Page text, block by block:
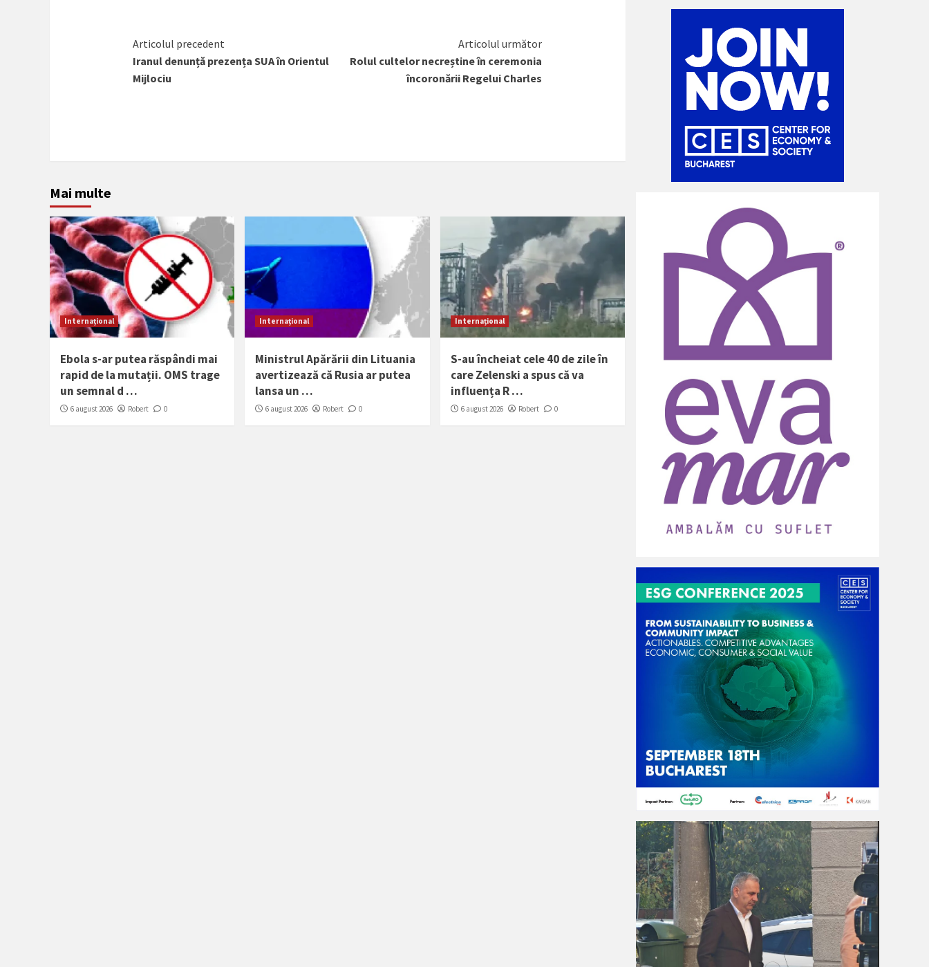
Citește
mai
mult
Articolul precedent
Iranul denunță prezența SUA în Orientul
Mijlociu
Articolul următor
Rolul cultelor necreștine în ceremonia
încoronării Regelui Charles
Mai multe
Internațional
Ebola s-ar putea răspândi mai
rapid de la mutații. OMS trage
un semnal d …
6 august 2026 Robert 0
Internațional
Ministrul Apărării din Lituania
avertizează că Rusia ar putea
lansa un …
6 august 2026 Robert 0
Internațional
S-au încheiat cele 40 de zile în
care Zelenski a spus că va
influența R …
6 august 2026 Robert 0